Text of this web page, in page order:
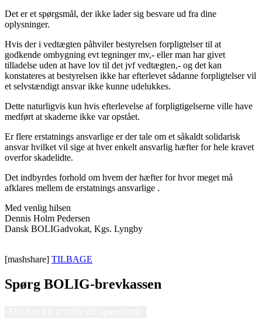
Det er et spørgsmål, der ikke lader sig besvare ud fra dine
oplysninger.
Hvis der i vedtægten påhviler bestyrelsen forpligtelser til at
godkende ombygning evt tegninger mv,- eller man har givet
tilladelse uden at have lov til det jvf vedtægten,- og det kan
konstateres at bestyrelsen ikke har efterlevet sådanne forpligtelser vil
et selvstændigt ansvar ikke kunne udelukkes.
Dette naturligvis kun hvis efterlevelse af forpligtigelserne ville have
medført at skaderne ikke var opstået.
Er flere erstatnings ansvarlige er der tale om et såkaldt solidarisk
ansvar hvilket vil sige at hver enkelt ansvarlig hæfter for hele kravet
overfor skadelidte.
Det indbyrdes forhold om hvem der hæfter for hvor meget må
afklares mellem de erstatnings ansvarlige .
Med venlig hilsen
Dennis Holm Pedersen
Dansk BOLIGadvokat, Kgs. Lyngby
[mashshare] TILBAGE
Spørg BOLIG-brevkassen